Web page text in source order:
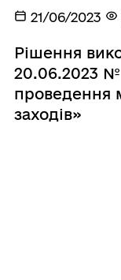
21/06/2023
Рішення
20.06.2023
проведення
заходів»